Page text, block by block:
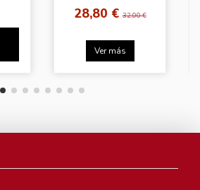
28,80 €32,00 €
Ver más